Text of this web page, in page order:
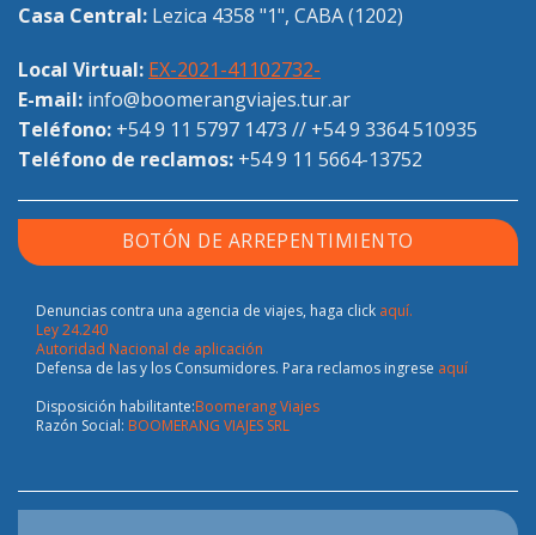
Casa Central: Lezica 4358 "1", CABA (1202)
Local Virtual: EX-2021-41102732-
E-mail: info@boomerangviajes.tur.ar
Teléfono: +54 9 11 5797 1473 // +54 9 3364 510935
Teléfono de reclamos: +54 9 11 5664-13752
BOTÓN DE ARREPENTIMIENTO
Denuncias contra una agencia de viajes, haga click aquí.
Ley 24.240
Autoridad Nacional de aplicación
Defensa de las y los Consumidores. Para reclamos ingrese aquí
Disposición habilitante:Boomerang Viajes
Razón Social: BOOMERANG VIAJES SRL